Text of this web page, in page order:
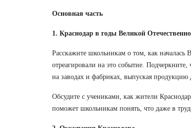
Основная часть
1. Краснодар в годы Великой
Расскажите школьникам о том, как началась
отреагировали на это событие.
на заводах и фабриках, выпуская продукцию
Обсудите с учениками, как жители
поможет школьникам понять, что даже в